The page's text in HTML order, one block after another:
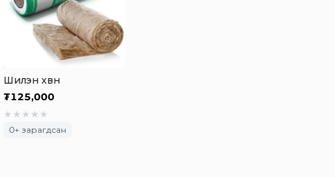
Шилэн хөвөн
₮125,000
★ ★ ★ ★ ★
0+ зарагдсан